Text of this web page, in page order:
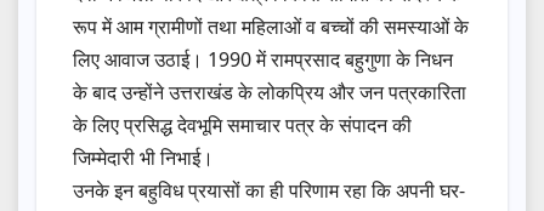
रूप में आम ग्रामीणों तथा महिलाओं व बच्चों की समस्याओं के
लिए आवाज उठाई। 1990 में रामप्रसाद बहुगुणा के निधन
के बाद उन्होंने उत्तराखंड के लोकप्रिय और जन पत्रकारिता
के लिए प्रसिद्ध देवभूमि समाचार पत्र के संपादन की
जिम्मेदारी भी निभाई।
उनके इन बहुविध प्रयासों का ही परिणाम रहा कि अपनी घर-